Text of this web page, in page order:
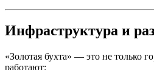
Инфраструктура и
«Золотая бухта» — это не только
работают: